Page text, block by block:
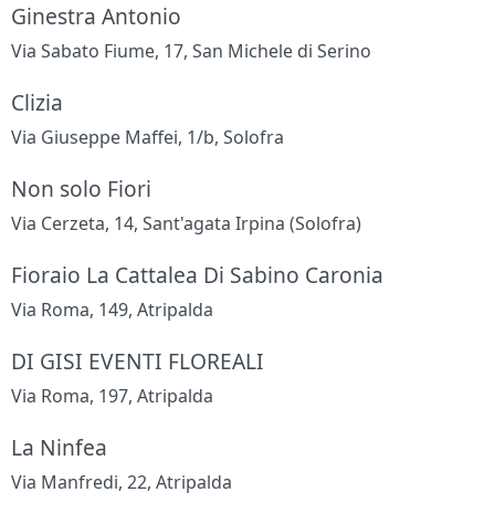
Ginestra Antonio
Via Sabato Fiume, 17, San Michele di Serino
Clizia
Via Giuseppe Maffei, 1/b, Solofra
Non solo Fiori
Via Cerzeta, 14, Sant'agata Irpina (Solofra)
Fioraio La Cattalea Di Sabino Caronia
Via Roma, 149, Atripalda
DI GISI EVENTI FLOREALI
Via Roma, 197, Atripalda
La Ninfea
Via Manfredi, 22, Atripalda